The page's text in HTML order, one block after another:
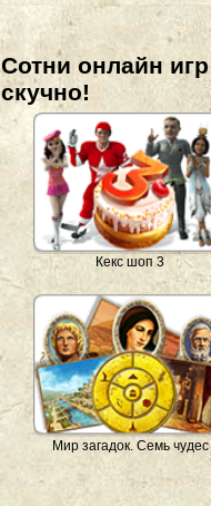
Сотни онлайн
скучно!
Кекс шоп 3
Мир загадок. Семь чудес